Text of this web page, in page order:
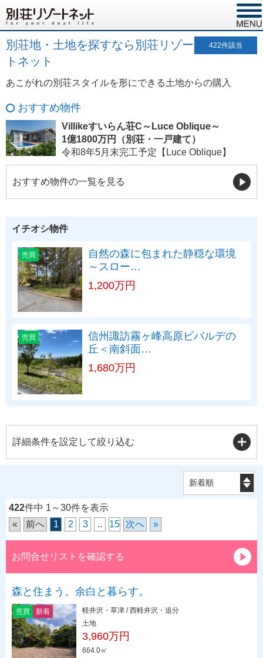
別荘地・土地を探すなら別荘リゾー
トネット
422件該当
あこがれの別荘スタイルを形にできる土地からの購入
おすすめ物件
Villikeすいらん荘C～Luce Oblique～
1億1800万円（別荘・一戸建て）
令和8年5月末完工予定【Luce Oblique】
おすすめ物件の一覧を見る
イチオシ物件
売買
自然の森に包まれた静穏な環境
～スロー…
1,200万円
売買
信州諏訪霧ヶ峰高原ビバルデの
丘＜南斜面…
1,680万円
詳細条件を設定して絞り込む
422件中 1～30件を表示
«
前へ 1 2 3 .. 15 次へ »
お問合せリストを確認する
森と住まう。余白と暮らす。
売買 新着
軽井沢・草津 / 西軽井沢・追分
土地
3,960万円
664.0㎡